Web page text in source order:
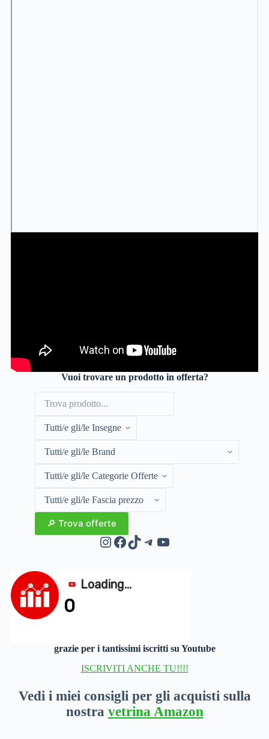
Vuoi trovare un prodotto in offerta?
Instagram
Facebook
TikTok
Telegram
YouTube
grazie per i tantissimi iscritti su Youtube
ISCRIVITI ANCHE TU!!!!
Vedi i miei consigli per gli acquisti sulla
nostra vetrina Amazon